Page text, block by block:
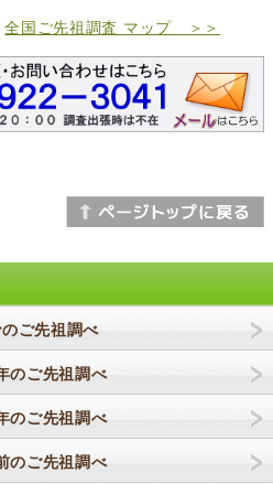
全国ご先祖調査 マップ ＞＞
のご先祖調べ
のご先祖調べ
のご先祖調べ
のご先祖調べ